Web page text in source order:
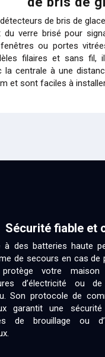
de bris de
du verre brisé pour
ou portes
filaires et sans fil,
la centrale à une
et sont faciles à
Sécurité fiable et
à des batteries haute
de secours en cas de
votre
d’électricité ou
Son protocole de
garantit une
de brouillage ou